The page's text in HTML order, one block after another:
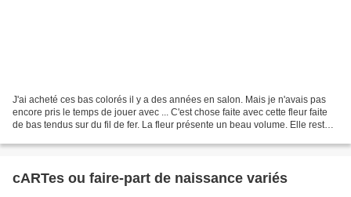
J'ai acheté ces bas colorés il y a des années en salon. Mais je n'avais pas
encore pris le temps de jouer avec ... C'est chose faite avec cette fleur faite
de bas tendus sur du fil de fer. La fleur présente un beau volume. Elle reste
cARTes ou faire-part de naissance variés